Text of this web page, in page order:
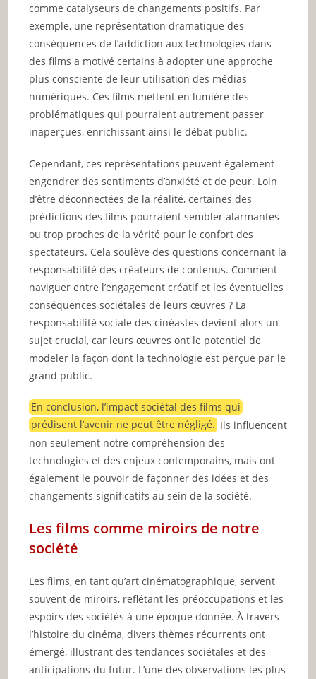
comme catalyseurs de changements positifs. Par
exemple, une représentation dramatique des
conséquences de l’addiction aux technologies dans
des films a motivé certains à adopter une approche
plus consciente de leur utilisation des médias
numériques. Ces films mettent en lumière des
problématiques qui pourraient autrement passer
inaperçues, enrichissant ainsi le débat public.
Cependant, ces représentations peuvent également
engendrer des sentiments d’anxiété et de peur. Loin
d’être déconnectées de la réalité, certaines des
prédictions des films pourraient sembler alarmantes
ou trop proches de la vérité pour le confort des
spectateurs. Cela soulève des questions concernant la
responsabilité des créateurs de contenus. Comment
naviguer entre l’engagement créatif et les éventuelles
conséquences sociétales de leurs œuvres ? La
responsabilité sociale des cinéastes devient alors un
sujet crucial, car leurs œuvres ont le potentiel de
modeler la façon dont la technologie est perçue par le
grand public.
En conclusion, l’impact sociétal des films qui
prédisent l’avenir ne peut être négligé. Ils influencent
non seulement notre compréhension des
technologies et des enjeux contemporains, mais ont
également le pouvoir de façonner des idées et des
changements significatifs au sein de la société.
Les films comme miroirs de notre
société
Les films, en tant qu’art cinématographique, servent
souvent de miroirs, reflétant les préoccupations et les
espoirs des sociétés à une époque donnée. À travers
l’histoire du cinéma, divers thèmes récurrents ont
émergé, illustrant des tendances sociétales et des
anticipations du futur. L’une des observations les plus